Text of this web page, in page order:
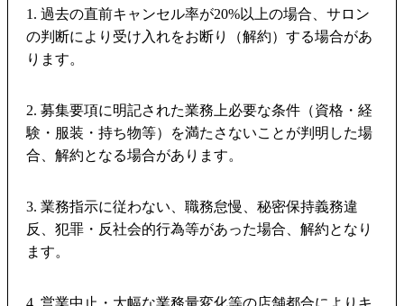
1. 過去の直前キャンセル率が20%以上の場合、サロン
の判断により受け入れをお断り（解約）する場合があ
ります。
2. 募集要項に明記された業務上必要な条件（資格・経
験・服装・持ち物等）を満たさないことが判明した場
合、解約となる場合があります。
3. 業務指示に従わない、職務怠慢、秘密保持義務違
反、犯罪・反社会的行為等があった場合、解約となり
ます。
4. 営業中止・大幅な業務量変化等の店舗都合によりキ